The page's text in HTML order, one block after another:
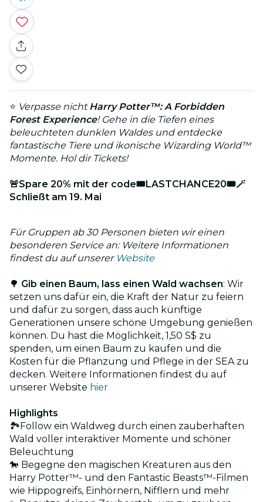
⭐ Verpasse nichtHarry Potter™: A Forbidden
Forest Experience! Gehe in die Tiefen eines
beleuchteten dunklen Waldes und entdecke
fantastische Tiere und ikonische Wizarding World™
Momente. Hol dir Tickets!
🚨Spare 20% mit der code🎟️LASTCHANCE20🎟️🪄
Schließt am 19. Mai
Für Gruppen ab 30 Personen bieten wir einen
besonderen Service an: Weitere Informationen
findest du auf unserer Website
🌳 Gib einen Baum, lass einen Wald wachsen: Wir
setzen uns dafür ein, die Kraft der Natur zu feiern
und dafür zu sorgen, dass auch künftige
Generationen unsere schöne Umgebung genießen
können. Du hast die Möglichkeit, 1,50 S$ zu
spenden, um einen Baum zu kaufen und die
Kosten für die Pflanzung und Pflege in der SEA zu
decken. Weitere Informationen findest du auf
unserer Website hier
Highlights
🏞️Follow ein Waldweg durch einen zauberhaften
Wald voller interaktiver Momente und schöner
Beleuchtung
🐎 Begegne den magischen Kreaturen aus den
Harry Potter™- und den Fantastic Beasts™-Filmen
wie Hippogreifs, Einhörnern, Nifflern und mehr